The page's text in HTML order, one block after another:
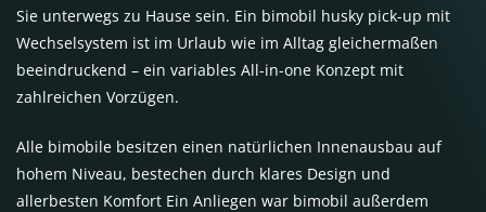
Sie unterwegs zu Hause sein. Ein bimobil husky pick-up mit
Wechselsystem ist im Urlaub wie im Alltag gleichermaßen
beeindruckend – ein variables All-in-one Konzept mit
zahlreichen Vorzügen.
Alle bimobile besitzen einen natürlichen Innenausbau auf
hohem Niveau, bestechen durch klares Design und
allerbesten Komfort Ein Anliegen war bimobil außerdem